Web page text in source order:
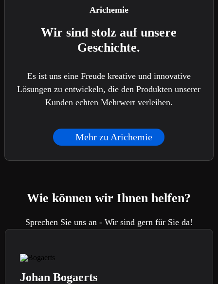
Arichemie
Wir sind stolz auf unsere
Geschichte.
Es ist uns eine Freude kreative und innovative
Lösungen zu entwickeln, die den Produkten unserer
Kunden echten Mehrwert verleihen.
Mehr zu Arichemie
Wie können wir Ihnen helfen?
Sprechen Sie uns an - Wir sind gern für Sie da!
Johan Bogaerts